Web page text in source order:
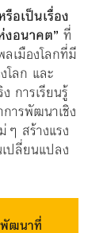
อเป็นเรื่อง
งอนาคต” ที่
เมืองโลกที่มี
โลก และ
การเรียนรู้
การพัฒนาเชิง
ๆ สร้างแรง
ปลี่ยนแปลง
ฒนาที่